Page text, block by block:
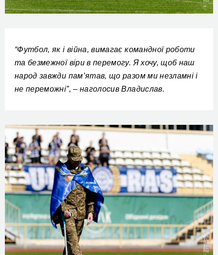
“Футбол, як і війна, вимагає командної роботи
та безмежної віри в перемогу. Я хочу, щоб наш
народ завжди пам’ятав, що разом ми незламні і
не переможні”, – наголосивВладислав.